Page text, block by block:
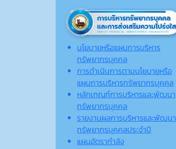
นโยบายหรือแผนการบริหาร
ทรัพยากรบุคคล
การดำเนินการตามนโยบายหรือ
แผนการบริหารทรัพยากรบุคคล
หลักเกณฑ์การบริหารและพัฒนา
ทรัพยากรบุคคล
รายงานผลการบริหารและพัฒนา
ทรัพยากรบุคคลประจำปี
แผนอัตรากำลัง